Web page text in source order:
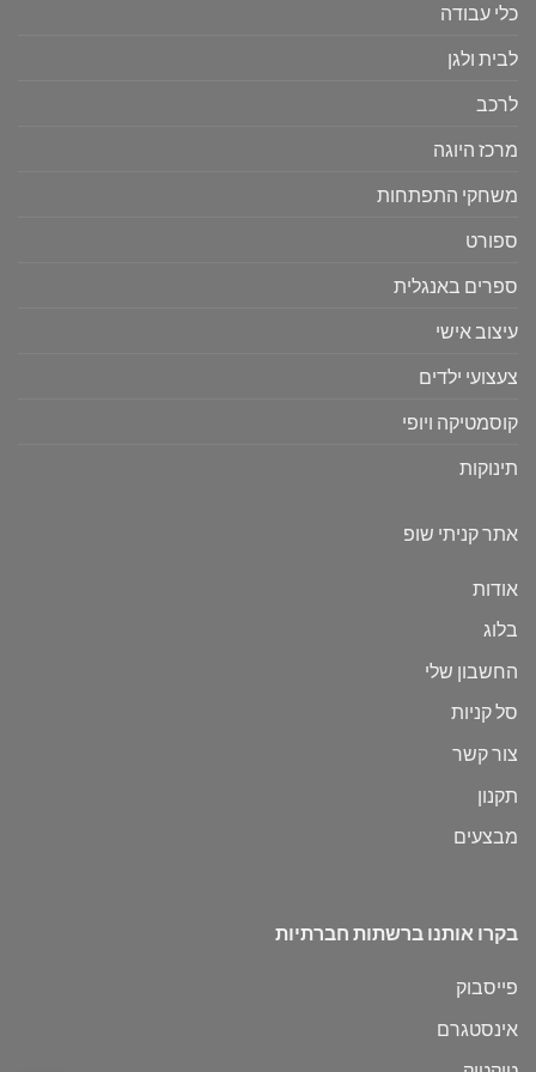
כלי עבודה
לבית ולגן
לרכב
מרכז היוגה
משחקי התפתחות
ספורט
ספרים באנגלית
עיצוב אישי
צעצועי ילדים
קוסמטיקה ויופי
תינוקות
אתר קניתי שופ
אודות
בלוג
החשבון שלי
סל קניות
צור קשר
תקנון
מבצעים
בקרו אותנו ברשתות חברתיות
פייסבוק
אינסטגרם